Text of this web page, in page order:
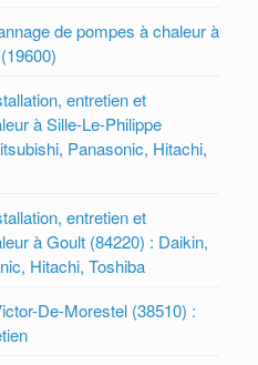
de pompes à chaleur à
entretien et
à Sille-Le-Philippe
Panasonic, Hitachi,
entretien et
à Goult (84220) : Daikin,
Hitachi, Toshiba
De-Morestel (38510) :